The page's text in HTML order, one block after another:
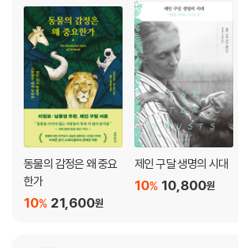
동물의 감정은 왜 중요
한가
21,600원
10%
제인 구달 생명의 시대
10,800원
10%